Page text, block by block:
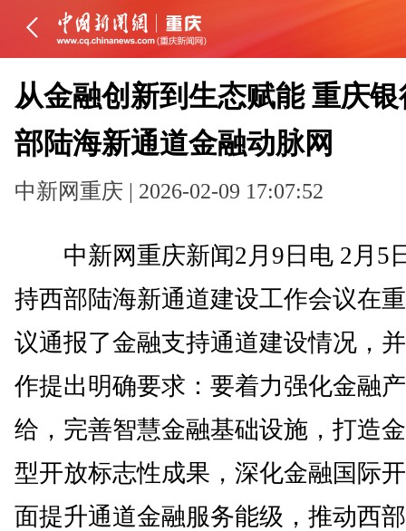
从金融创新到生态赋能 重庆
部陆海新通道金融动脉网
中新网重庆 | 2026-02-09 17:07:52
中新网重庆新闻2月9日电 2月5
持西部陆海新通道建设工作会议在
议通报了金融支持通道建设情况，
作提出明确要求：要着力强化金融
给，完善智慧金融基础设施，打造
型开放标志性成果，深化金融国际
面提升通道金融服务能级，推动西